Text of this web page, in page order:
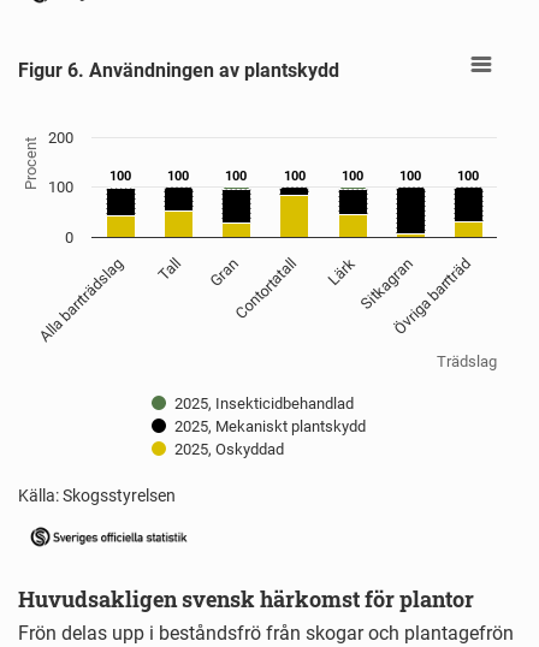
Bar chart with 3 data series.
The chart has 1 X axis displaying Trädslag.
The chart has 1 Y axis displaying Procent. Data ranges from 5
Trädslag
Procent
Figur 6. Användningen av plantskydd
Källa: Skogsstyrelsen
100
100 100
100 100
100 100
100 100
100 100
100 100
100
2025, Insekticidbehandlad
2025, Mekaniskt plantskydd
2025, Oskyddad
Alla barrträdslag Tall GranContortatall LärkSitkagranÖvriga barrträd
0
100
200
End of interactive chart.
Huvudsakligen svensk härkomst för plantor
Frön delas upp i beståndsfrö från skogar och plantagefrön